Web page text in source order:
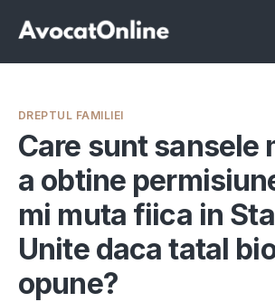
Înscrie-te ca avocat
Servicii
Despre noi
Programeaza consultanta
Intrebari
DREPTUL FAMILIEI
Care sunt sansele
a obtine
mi muta fiica in
Unite daca tatal
opune?